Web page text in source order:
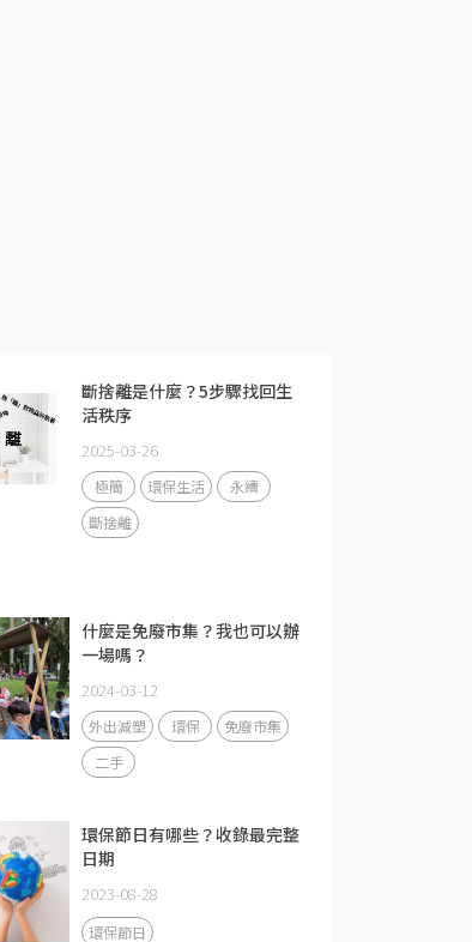
斷捨離是什麼？5步驟找回生
活秩序
2025-03-26
極簡 環保生活
永續
斷捨離
什麼是免廢市集？我也可以辦
一場嗎？
2024-03-12
外出減塑 環保
免廢市集
二手
環保節日有哪些？收錄最完整
日期
2023-08-28
環保節日